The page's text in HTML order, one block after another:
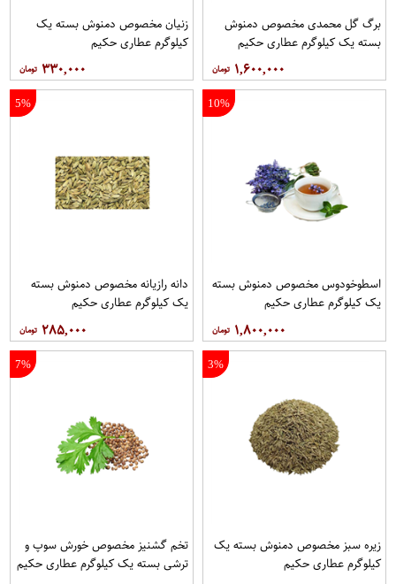
برگ گل محمدی مخصوص دمنوش
بسته یک کیلوگرم عطاری حکیم
۱,۶۰۰,۰۰۰
زنیان مخصوص دمنوش بسته یک
کیلوگرم عطاری حکیم
۳۳۰,۰۰۰
10%
اسطوخودوس مخصوص دمنوش بسته
یک کیلوگرم عطاری حکیم
۱,۸۰۰,۰۰۰
5%
دانه رازیانه مخصوص دمنوش بسته
یک کیلوگرم عطاری حکیم
۲۸۵,۰۰۰
3%
زیره سبز مخصوص دمنوش بسته یک
کیلوگرم عطاری حکیم
7%
تخم گشنیز مخصوص خورش سوپ و
ترشی بسته یک کیلوگرم عطاری حکیم